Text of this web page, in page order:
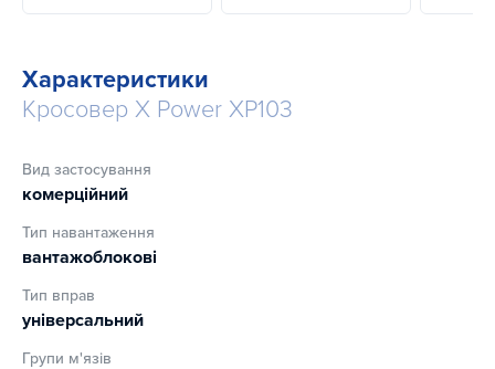
Характеристики
Кросовер X Power XP103
Вид застосування
комерційний
Тип навантаження
вантажоблокові
Тип вправ
універсальний
Групи м'язів